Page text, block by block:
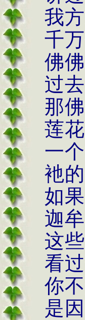
我
千
佛
过
那
莲
一
衪
如
迦
这
看
你
是